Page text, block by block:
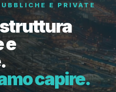
E PRIVATE
e
capire.